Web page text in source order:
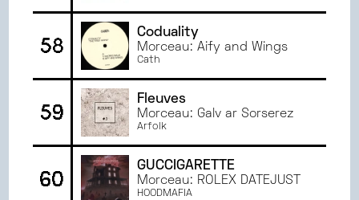
58
Coduality
Morceau: Aify and Wings
Cath
59
Fleuves
Morceau: Galv ar Sorserez
Arfolk
60
GUCCIGARETTE
Morceau: ROLEX DATEJUST
HOODMAFIA